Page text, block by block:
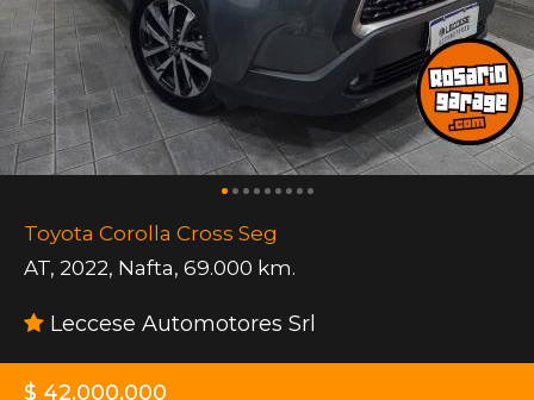
Toyota Corolla Cross Seg
AT, 2022, Nafta, 69.000 km.
Leccese Automotores Srl
$ 42.000.000